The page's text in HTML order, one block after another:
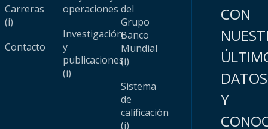
Carreras
(i)
Contacto
operaciones
Investigación
y
publicaciones
(i)
del
Grupo
Banco
Mundial
(i)
Sistema
de
calificación
(i)
CON
DATOS
Y